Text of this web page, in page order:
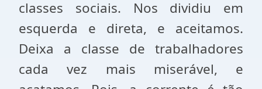
classes sociais. Nos dividiu em
esquerda e direta, e aceitamos.
Deixa a classe de trabalhadores
cada vez mais miserável, e